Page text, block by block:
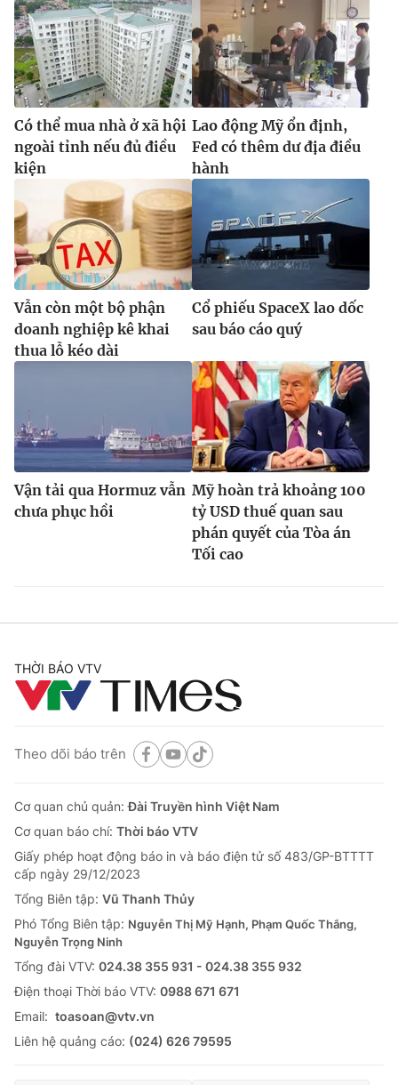
Có thể mua nhà ở xã hội
ngoài tỉnh nếu đủ điều
kiện
Lao động Mỹ ổn định,
Fed có thêm dư địa điều
hành
Vẫn còn một bộ phận
doanh nghiệp kê khai
thua lỗ kéo dài
Cổ phiếu SpaceX lao dốc
sau báo cáo quý
Vận tải qua Hormuz vẫn
chưa phục hồi
Mỹ hoàn trả khoảng 100
tỷ USD thuế quan sau
phán quyết của Tòa án
Tối cao
THỜI BÁO VTV
Theo dõi báo trên
Cơ quan chủ quản:Đài Truyền hình Việt Nam
Cơ quan báo chí: Thời báo VTV
Giấy phép hoạt động báo in và báo điện tử số 483/GP-BTTTT
cấp ngày 29/12/2023
Tổng Biên tập: Vũ Thanh Thủy
Phó Tổng Biên tập: Nguyễn Thị Mỹ Hạnh, Phạm Quốc Thắng,
Nguyễn Trọng Ninh
Tổng đài VTV: 024.38 355 931 - 024.38 355 932
Ðiện thoại Thời báo VTV: 0988 671 671
Email: toasoan@vtv.vn
Liên hệ quảng cáo: (024) 626 79595